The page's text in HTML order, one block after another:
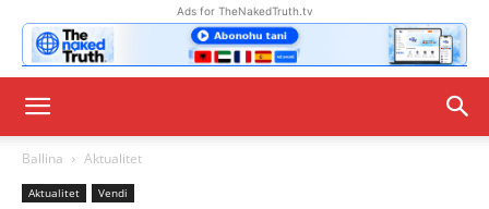
Ads for TheNakedTruth.tv
Ballina Aktualitet
Aktualitet Vendi